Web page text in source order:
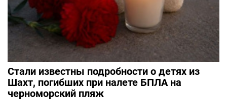
Стали известны подробности о детях из
Шахт, погибших при налете БПЛА на
черноморский пляж